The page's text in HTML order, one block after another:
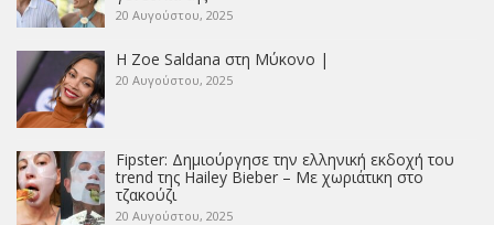
20 Αυγούστου, 2025
Η Zoe Saldana στη Μύκονο |
20 Αυγούστου, 2025
Fipster: Δημιούργησε την ελληνική εκδοχή του
trend της Hailey Bieber – Με χωριάτικη στο
τζακούζι
20 Αυγούστου, 2025